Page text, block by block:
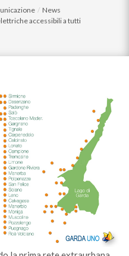
News
accessibili a tutti